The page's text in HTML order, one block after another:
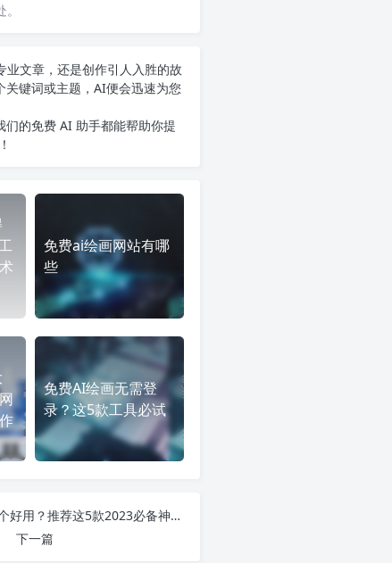
业文章，还是创作引人入胜的故
键词或主题，AI便会迅速为您
的免费 AI 助手都能帮助你提
免费ai绘画网站有哪
些
免费AI绘画无需登
录？这5款工具必试
AI写作工具免费版哪个好用？推荐这5款2023必备神器！
下一篇